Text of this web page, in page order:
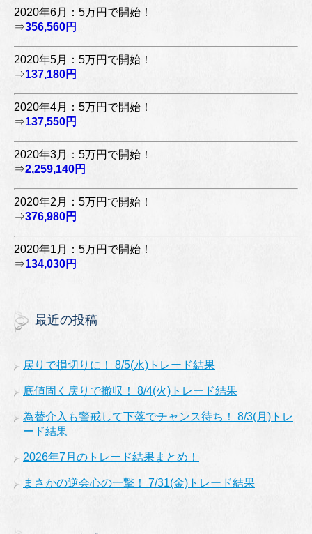
2020年6月：5万円で開始！
⇒356,560円
2020年5月：5万円で開始！
⇒137,180円
2020年4月：5万円で開始！
⇒137,550円
2020年3月：5万円で開始！
⇒2,259,140円
2020年2月：5万円で開始！
⇒376,980円
2020年1月：5万円で開始！
⇒134,030円
最近の投稿
戻りで損切りに！ 8/5(水)トレード結果
底値固く戻りで撤収！ 8/4(火)トレード結果
為替介入も警戒して下落でチャンス待ち！ 8/3(月)トレ
ード結果
2026年7月のトレード結果まとめ！
まさかの逆会心の一撃！ 7/31(金)トレード結果